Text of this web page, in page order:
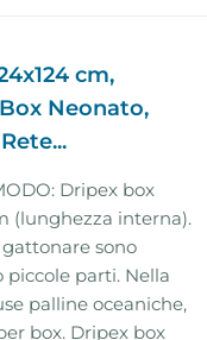
cm,
Neonato,
Dripex box
(lunghezza interna).
sono
piccole parti. Nella
palline oceaniche,
box. Dripex box